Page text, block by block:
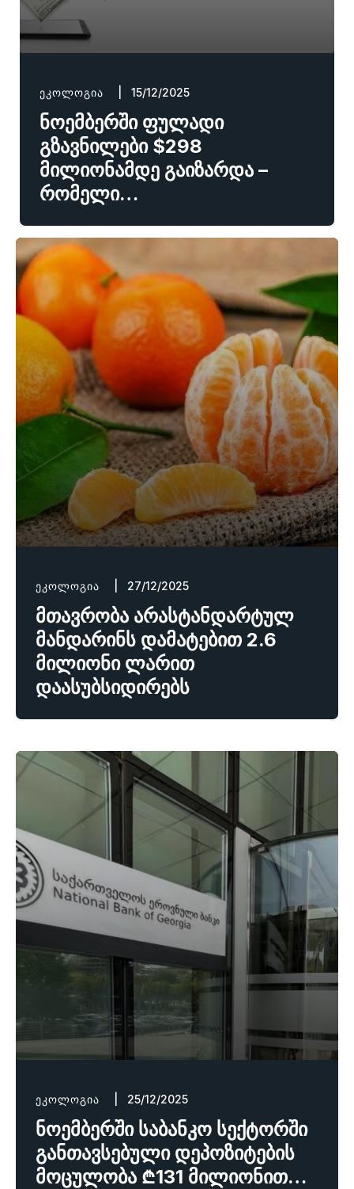
ᲔᲙᲝᲚᲝᲒᲘᲐ | 15/12/2025
ნოემბერში ფულადი
გზავნილები $298
მილიონამდე გაიზარდა –
რომელი…
ᲔᲙᲝᲚᲝᲒᲘᲐ | 27/12/2025
მთავრობა არასტანდარტულ
მანდარინს დამატებით 2.6
მილიონი ლარით
დაასუბსიდირებს
ᲔᲙᲝᲚᲝᲒᲘᲐ | 25/12/2025
ნოემბერში საბანკო სექტორში
განთავსებული დეპოზიტების
მოცულობა ₾131 მილიონით…